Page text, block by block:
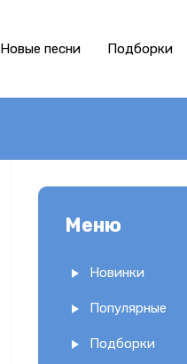
Новые песни Подборки
Меню
Новинки
Популярные
Подборки